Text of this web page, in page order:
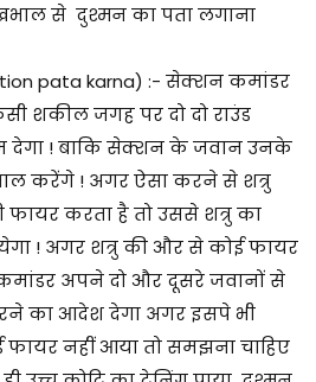
से दुश्मन का पता लगाना
pata karna) :- सेक्शन कमांडर
शकील जगह पर दो दो राउंड
! बाकि सेक्शन के जवान उनके
करेंगे ! अगर ऐसा करने से शत्रु
फायर करता है तो उससे शत्रु का
! अगर शत्रु की और से कोई फायर
अपने दो और दूसरे जवानों से
का आदेश देगा अगर इसपे भी
नहीं आया तो समझना चाहिए